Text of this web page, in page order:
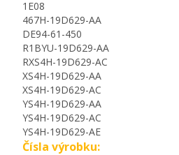
1E08
467H-19D629-AA
DE94-61-450
R1BYU-19D629-AA
RXS4H-19D629-AC
XS4H-19D629-AA
XS4H-19D629-AC
YS4H-19D629-AA
YS4H-19D629-AC
YS4H-19D629-AE
Čísla výrobku: